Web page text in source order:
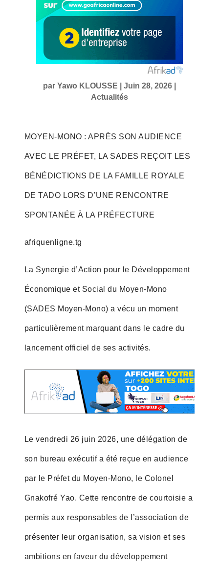
par Yawo KLOUSSE Juin 28, 2026|
Actualités
MOYEN-MONO : APRÈS SON AUDIENCE
AVEC LE PRÉFET, LA SADES REÇOIT LES
BÉNÉDICTIONS DE LA FAMILLE ROYALE
DE TADO LORS D’UNE RENCONTRE
SPONTANÉE À LA PRÉFECTURE
afriquenligne.tg
La Synergie d’Action pour le Développement
Économique et Social du Moyen-Mono
(SADES Moyen-Mono) a vécu un moment
particulièrement marquant dans le cadre du
lancement officiel de ses activités.
Le vendredi 26 juin 2026, une délégation de
son bureau exécutif a été reçue en audience
par le Préfet du Moyen-Mono, le Colonel
Gnakofré Yao. Cette rencontre de courtoisie a
permis aux responsables de l’association de
présenter leur organisation, sa vision et ses
ambitions en faveur du développement